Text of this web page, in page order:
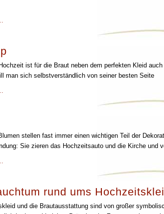
ist für die Braut neben dem perfekten Kleid
man sich selbstverständlich von seiner besten Seite
stellen fast immer einen wichtigen Teil der
Sie zieren das Hochzeitsauto und die Kirche und
rund ums
und die Brautausstattung sind von großer